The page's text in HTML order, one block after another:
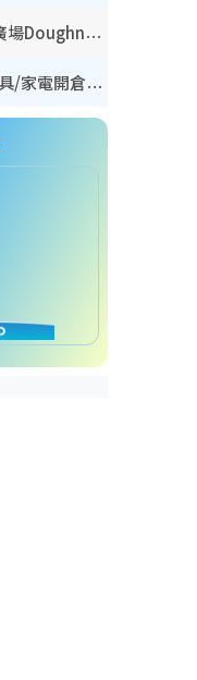
開倉優惠｜銅鑼灣時代廣場Doughnut/Campo Marzio開倉低至1折！背囊、書包、手袋劈價$200起
廚具開倉｜特福Tefal廚具/家電開倉低至3折！$220起買平底鍋/炒鑊/湯煲！電飯煲/吸塵機/燙斗$418起